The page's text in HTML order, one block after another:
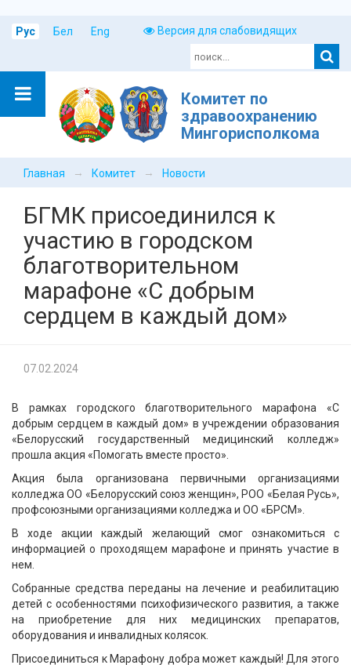
Рус Бел Eng Версия для слабовидящих
Комитет по
здравоохранению
Мингорисполкома
Главная → Комитет → Новости
БГМК присоединился к
участию в городском
благотворительном
марафоне «С добрым
сердцем в каждый дом»
07.02.2024
В рамках городского благотворительного марафона «С
добрым сердцем в каждый дом» в учреждении образования
«Белорусский государственный медицинский колледж»
прошла акция «Помогать вместе просто».
Акция была организована первичными организациями
колледжа ОО «Белорусский союз женщин», РОО «Белая Русь»,
профсоюзными организациями колледжа и ОО «БРСМ».
В ходе акции каждый желающий смог ознакомиться с
информацией о проходящем марафоне и принять участие в
нем.
Собранные средства переданы на лечение и реабилитацию
детей с особенностями психофизического развития, а также
на приобретение для них медицинских препаратов,
оборудования и инвалидных колясок.
Присоединиться к Марафону добра может каждый! Для этого